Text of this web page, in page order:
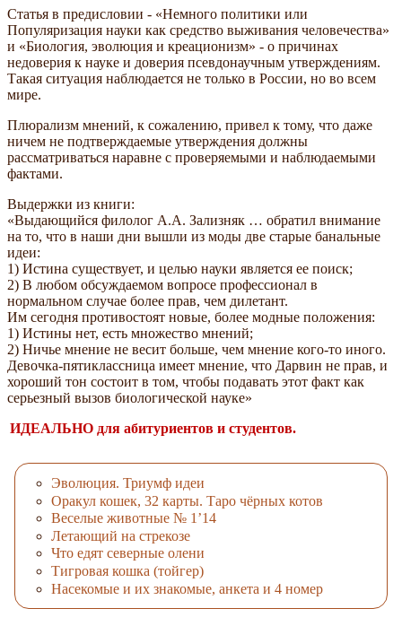
Статья в предисловии -
Немного политики или
Популяризация науки как средство выживания человечества
и
Биология, эволюция и креационизм
- о причинах
недоверия к науке и доверия псевдонаучным утверждениям.
Такая ситуация наблюдается не только в России, но во всем
мире.
Плюрализм мнений, к сожалению, привел к тому, что даже
ничем не подтверждаемые утверждения должны
рассматриваться наравне с проверяемыми и наблюдаемыми
фактами.
Выдержки из книги:
Выдающийся филолог А.А. Зализняк … обратил внимание
на то, что в наши дни вышли из моды две старые банальные
идеи:
1) Истина существует, и целью науки является ее поиск;
2) В любом обсуждаемом вопросе профессионал в
нормальном случае более прав, чем дилетант.
Им сегодня противостоят новые, более модные положения:
1) Истины нет, есть множество мнений;
2) Ничье мнение не весит больше, чем мнение кого-то иного.
Девочка-пятиклассница имеет мнение, что Дарвин не прав, и
хороший тон состоит в том, чтобы подавать этот факт как
серьезный вызов биологической науке
ИДЕАЛЬНО для абитуриентов и студентов.
Эволюция. Триумф идеи
Оракул кошек, 32 карты. Таро чёрных котов
Веселые животные № 1’14
Летающий на стрекозе
Что едят северные олени
Тигровая кошка (тойгер)
Насекомые и их знакомые, анкета и 4 номер